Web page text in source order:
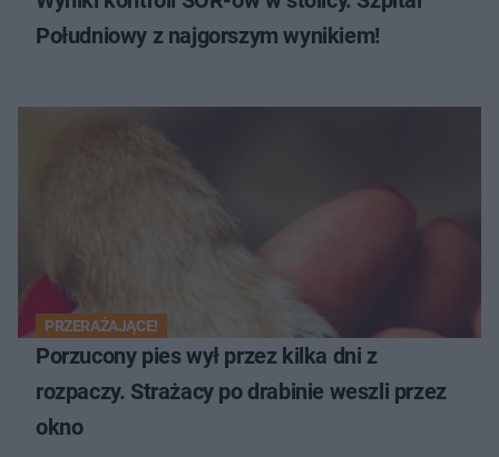
Południowy z najgorszym wynikiem!
PRZERAŻAJĄCE!
Porzucony pies wył przez kilka dni z
rozpaczy. Strażacy po drabinie weszli przez
okno